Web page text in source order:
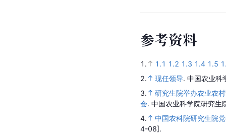
参考资料
1. 1.1 1.2 1.3 1.4 1.5
2.
现任领导. 中国农业科
3.
研究生院举办农业农
会. 中国农业科学院研究生
4.
中国农科院研究生院
4-08].